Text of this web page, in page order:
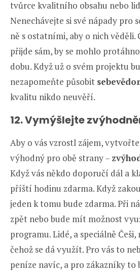
tvůrce kvalitního obsahu nebo
Nenechávejte si své nápady pro
ně s ostatními, aby o nich věděli.
přijde sám, by se mohlo
dobu. Když už o svém projektu
nezapomeňte působit
kvalitu nikdo neuvěří.
12. Vymýšlejte
Aby o vás vzrostl zájem,
výhodný pro obě strany –
Když vás někdo doporučí dál a
příští hodinu zdarma. Když
jeden k tomu bude zdarma. Při
zpět nebo bude mít možnost
programu. Lidé, a speciálně
čehož se dá využít. Pro vás to
peníze navíc, a pro zákazníky